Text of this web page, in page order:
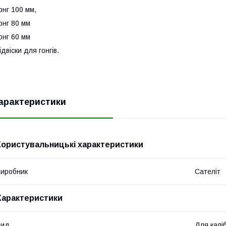
100 мм,
80 мм
60 мм
для гонгів.
характеристики
Сателіт